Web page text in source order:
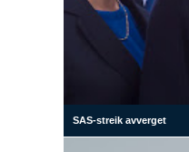
SAS-streik avverget